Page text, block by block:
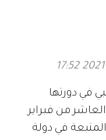
في دورتها
من فبراير
في دولة